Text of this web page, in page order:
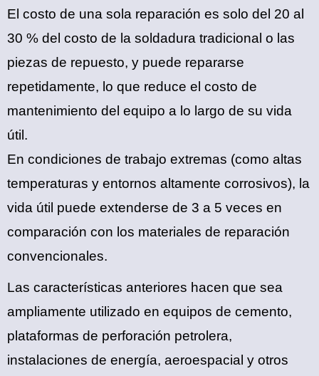
El costo de una sola reparación es solo del 20 al
30 % del costo de la soldadura tradicional o las
piezas de repuesto, y puede repararse
repetidamente, lo que reduce el costo de
mantenimiento del equipo a lo largo de su vida
útil.
En condiciones de trabajo extremas (como altas
temperaturas y entornos altamente corrosivos), la
vida útil puede extenderse de 3 a 5 veces en
comparación con los materiales de reparación
convencionales.
Las características anteriores hacen que sea
ampliamente utilizado en equipos de cemento,
plataformas de perforación petrolera,
instalaciones de energía, aeroespacial y otros